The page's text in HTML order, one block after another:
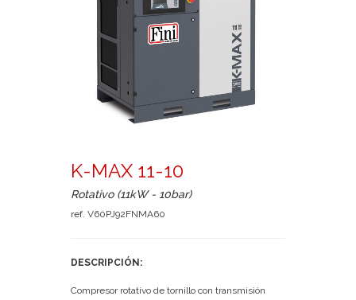
K-MAX 11-10
Rotativo (11kW - 10bar)
ref. V60PJ92FNMA60
DESCRIPCIÓN:
Compresor rotativo de tornillo con transmisión